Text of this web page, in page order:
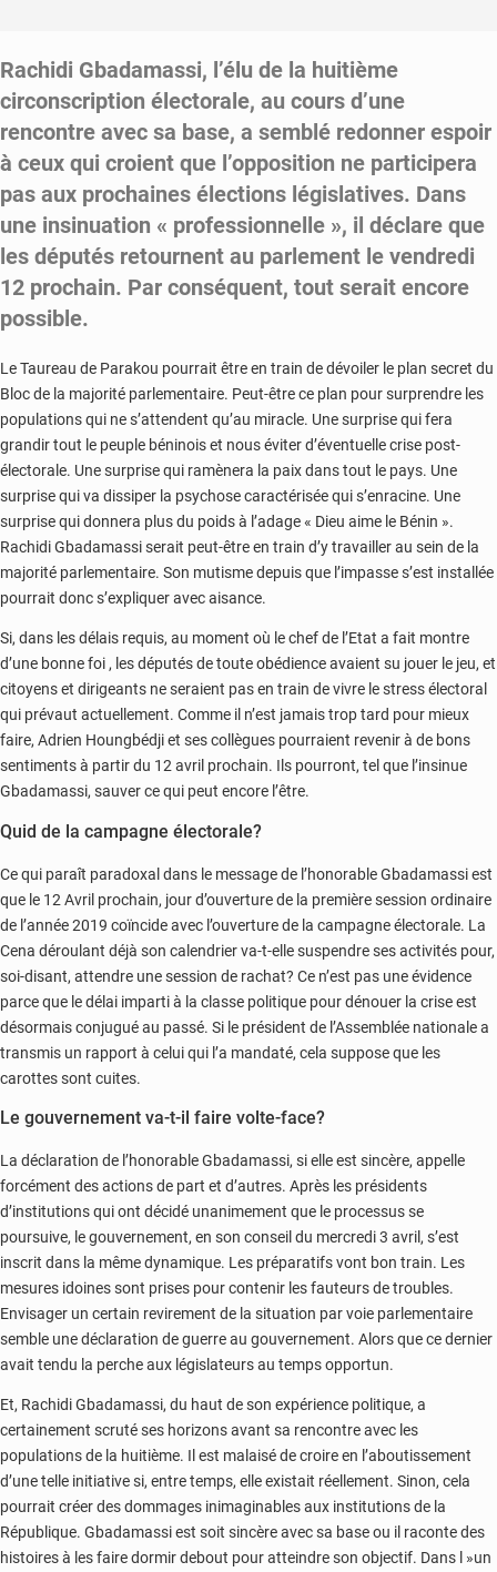
Rachidi Gbadamassi, l’élu de la huitième
circonscription électorale, au cours d’une
rencontre avec sa base, a semblé redonner espoir
à ceux qui croient que l’opposition ne participera
pas aux prochaines élections législatives. Dans
une insinuation « professionnelle », il déclare que
les députés retournent au parlement le vendredi
12 prochain. Par conséquent, tout serait encore
possible.
Le Taureau de Parakou pourrait être en train de dévoiler le plan secret du
Bloc de la majorité parlementaire. Peut-être ce plan pour surprendre les
populations qui ne s’attendent qu’au miracle. Une surprise qui fera
grandir tout le peuple béninois et nous éviter d’éventuelle crise post-
électorale. Une surprise qui ramènera la paix dans tout le pays. Une
surprise qui va dissiper la psychose caractérisée qui s’enracine. Une
surprise qui donnera plus du poids à l’adage « Dieu aime le Bénin ».
Rachidi Gbadamassi serait peut-être en train d’y travailler au sein de la
majorité parlementaire. Son mutisme depuis que l’impasse s’est installée
pourrait donc s’expliquer avec aisance.
Si, dans les délais requis, au moment où le chef de l’Etat a fait montre
d’une bonne foi , les députés de toute obédience avaient su jouer le jeu, et
citoyens et dirigeants ne seraient pas en train de vivre le stress électoral
qui prévaut actuellement. Comme il n’est jamais trop tard pour mieux
faire, Adrien Houngbédji et ses collègues pourraient revenir à de bons
sentiments à partir du 12 avril prochain. Ils pourront, tel que l’insinue
Gbadamassi, sauver ce qui peut encore l’être.
Quid de la campagne électorale?
Ce qui paraît paradoxal dans le message de l’honorable Gbadamassi est
que le 12 Avril prochain, jour d’ouverture de la première session ordinaire
de l’année 2019 coïncide avec l’ouverture de la campagne électorale. La
Cena déroulant déjà son calendrier va-t-elle suspendre ses activités pour,
soi-disant, attendre une session de rachat? Ce n’est pas une évidence
parce que le délai imparti à la classe politique pour dénouer la crise est
désormais conjugué au passé. Si le président de l’Assemblée nationale a
transmis un rapport à celui qui l’a mandaté, cela suppose que les
carottes sont cuites.
Le gouvernement va-t-il faire volte-face?
La déclaration de l’honorable Gbadamassi, si elle est sincère, appelle
forcément des actions de part et d’autres. Après les présidents
d’institutions qui ont décidé unanimement que le processus se
poursuive, le gouvernement, en son conseil du mercredi 3 avril, s’est
inscrit dans la même dynamique. Les préparatifs vont bon train. Les
mesures idoines sont prises pour contenir les fauteurs de troubles.
Envisager un certain revirement de la situation par voie parlementaire
semble une déclaration de guerre au gouvernement. Alors que ce dernier
avait tendu la perche aux législateurs au temps opportun.
Et, Rachidi Gbadamassi, du haut de son expérience politique, a
certainement scruté ses horizons avant sa rencontre avec les
populations de la huitième. Il est malaisé de croire en l’aboutissement
d’une telle initiative si, entre temps, elle existait réellement. Sinon, cela
pourrait créer des dommages inimaginables aux institutions de la
République. Gbadamassi est soit sincère avec sa base ou il raconte des
histoires à les faire dormir debout pour atteindre son objectif. Dans l »un